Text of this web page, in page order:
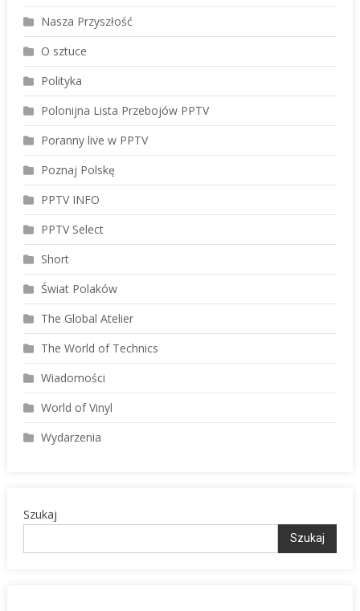
Nasza Przyszłość
O sztuce
Polityka
Polonijna Lista Przebojów PPTV
Poranny live w PPTV
Poznaj Polskę
PPTV INFO
PPTV Select
Short
Świat Polaków
The Global Atelier
The World of Technics
Wiadomości
World of Vinyl
Wydarzenia
Szukaj
Szukaj